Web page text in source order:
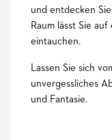
und entdecken
Raum lässt Sie
eintauchen.
Lassen Sie sich
unvergessliches
und Fantasie.